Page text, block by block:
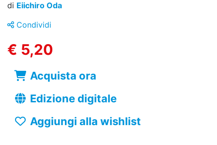
di Eiichiro Oda
Condividi
€ 5,20
Acquista ora
Edizione digitale
Aggiungi alla wishlist